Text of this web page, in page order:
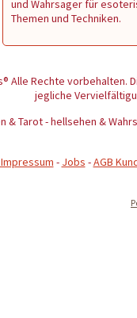
und Wahrsager für
Themen und Techniken.
Alle Rechte vorbehalten.
jegliche
& Tarot - hellsehen &
- Jobs -AGB